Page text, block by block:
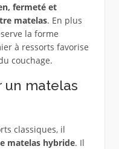
fermeté et
matelas. En plus
la forme
à ressorts favorise
couchage.
un matelas
classiques, il
matelas hybride. Il